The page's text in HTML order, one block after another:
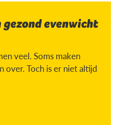
evenwicht
veel. Soms maken
over. Toch is er niet altijd